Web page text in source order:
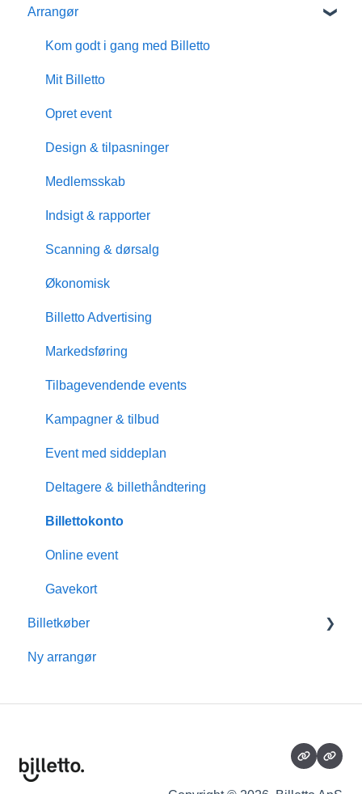
Arrangør
Kom godt i gang med Billetto
Mit Billetto
Opret event
Design & tilpasninger
Medlemsskab
Indsigt & rapporter
Scanning & dørsalg
Økonomisk
Billetto Advertising
Markedsføring
Tilbagevendende events
Kampagner & tilbud
Event med siddeplan
Deltagere & billethåndtering
Billettokonto
Online event
Gavekort
Billetkøber
Medlemsskab
Tillægsydelser
Ny arrangør